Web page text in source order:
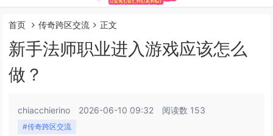
首页 传奇跨区交流 正文
新手法师职业进入游戏应该怎么
做？
chiacchierino 2026-06-10 09:32 阅读数 153
#传奇跨区交流